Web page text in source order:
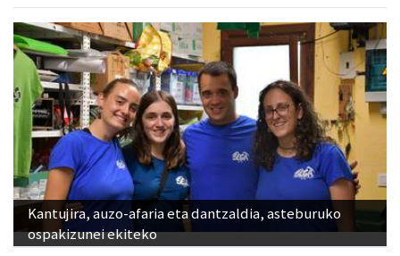
Kantujira, auzo-afaria eta dantzaldia, asteburuko
ospakizunei ekiteko